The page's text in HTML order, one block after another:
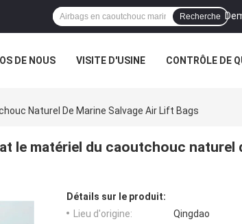
Recherche
DE NOUS VISITE D'USINE CONTRÔLE DE
Naturel De Marine Salvage Air Lift Bags
le matériel du caoutchouc naturel
Détails sur le produit:
Lieu d'origine:
Qingdao